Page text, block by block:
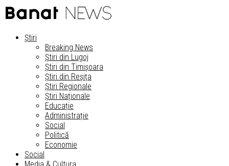
Știri
Breaking News
Știri din Lugoj
Știri din Timișoara
Știri din Reșița
Știri Regionale
Știri Naționale
Educație
Administrație
Social
Politică
Economie
Social